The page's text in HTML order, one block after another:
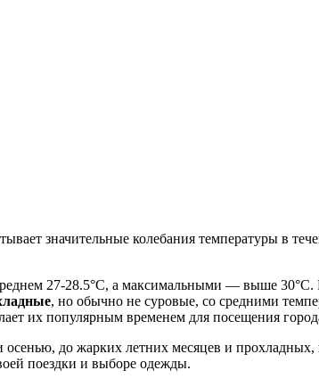
значительные колебания температуры в
27-28.5°C, а максимальными — выше 30°C.
, но обычно не суровые, со средними
их популярным временем для посещения
осенью, до жарких летних месяцев и
поездки и выборе одежды.